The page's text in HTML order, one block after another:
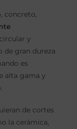
concreto,
y
de gran dureza
es
alta gama y
de cortes
la cerámica,